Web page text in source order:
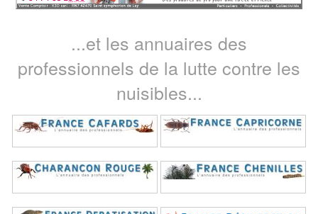
...et les annuaires des
professionnels de la lutte contre les
nuisibles...